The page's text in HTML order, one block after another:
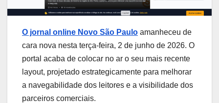
O jornal online Novo São Paulo amanheceu de
cara nova nesta terça-feira, 2 de junho de 2026. O
portal acaba de colocar no ar o seu mais recente
layout, projetado estrategicamente para melhorar
a navegabilidade dos leitores e a visibilidade dos
parceiros comerciais.